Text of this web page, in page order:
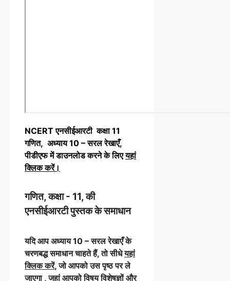
NCERT एनसीईआरटी कक्षा 11
गणित, अध्याय 10 – सरल रेखाएँ,
पीडीएफ में डाउनलोड करने के लिएयहां
क्लिक करें।
गणित, कक्षा - 11, की
एनसीईआरटी पुस्तक के समाधान
यदि आप अध्याय 10 – सरल रेखाएँ के
चरणबद्ध समाधान चाहते हैं, तो सीधेयहां
क्लिक करें, जो आपको उस पृष्ठ पर ले
जाएगा , जहां आपको विषय विशेषज्ञों और